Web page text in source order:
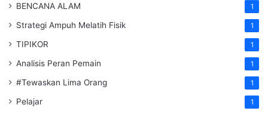
BENCANA ALAM 1
Strategi Ampuh Melatih Fisik 1
TIPIKOR 1
Analisis Peran Pemain 1
#Tewaskan Lima Orang 1
Pelajar 1